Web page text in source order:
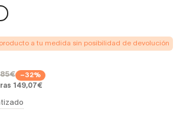
a tu medida sin posibilidad de devolución
−32%
149,07€